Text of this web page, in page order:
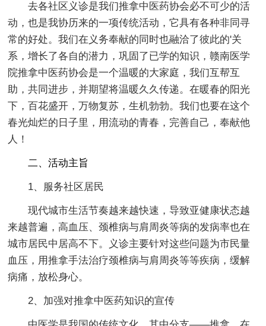
去各社区义诊是我们推拿中医药协会必不可少的活
动，也是我协历来的一项传统活动，它具有各种非同寻
常的好处。我们在义务奉献的同时也融洽了彼此的'关
系，增长了各自的潜力，巩固了已学的知识，赣南医学
院推拿中医药协会是一个温暖的大家庭，我们互帮互
助，共同进步，并期望将温暖久久传递。在暖春的阳光
下，百花盛开，万物复苏，生机勃勃。我们也要在这个
春光灿烂的日子里，用流动的青春，完善自己，奉献他
人！
二、活动主旨
1、服务社区居民
现代城市生活节奏越来越快速，导致亚健康状态越
来越普遍，高血压、颈椎病与肩周炎等病的发病率也在
城市居民中居高不下。义诊主要针对这些问题为市民量
血压，用推拿手法治疗颈椎病与肩周炎等等疾病，缓解
病痛，放松身心。
2、加强对推拿中医药知识的宣传